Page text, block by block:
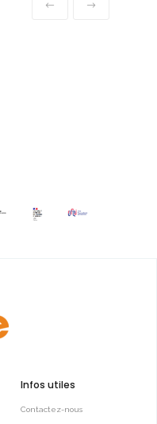
Infos utiles
Contactez-nous